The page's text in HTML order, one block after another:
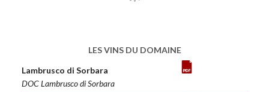
LES VINS DU DOMAINE
Lambrusco di Sorbara
DOC Lambrusco di Sorbara